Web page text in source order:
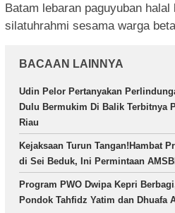
Batam lebaran paguyuban
silatuhrahmi sesama warga
BACAAN LAINNYA
Udin Pelor Pertanyakan
Dulu Bermukim Di Balik Terbitnya
Riau
Kejaksaan Turun Tangan!Hambat
di Sei Beduk, Ini Permintaan
Program PWO Dwipa Kepri
Pondok Tahfidz Yatim dan Dhuafa